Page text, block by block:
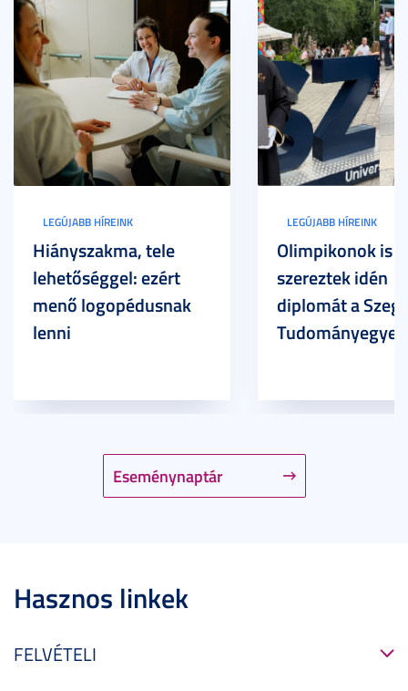
Eseménynaptár
LEGÚJABB HÍREINK
Hiányszakma, tele
lehetőséggel: ezért
menő logopédusnak
lenni
LEGÚJABB HÍREINK
Olimpikonok is
szereztek idén
diplomát a
Hasznos linkek
FELVÉTELI